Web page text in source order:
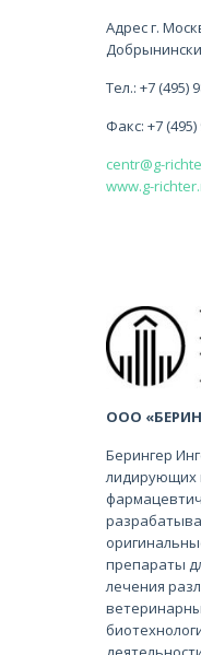
Адрес г.
Тел.: +7 (495)
Факс: +7 (495)
centr@g-
www.g-
ООО
Берингер
лидирующих
препараты
лечения